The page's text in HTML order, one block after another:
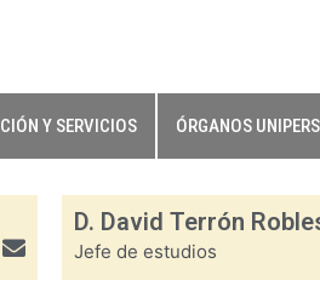
Y SERVICIOS ÓRGANOS
D. David Terrón
Jefe de estudios